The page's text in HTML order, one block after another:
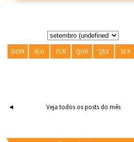
DOM SEG TER QUA QUI SEX
◄ Veja todos os posts do mês